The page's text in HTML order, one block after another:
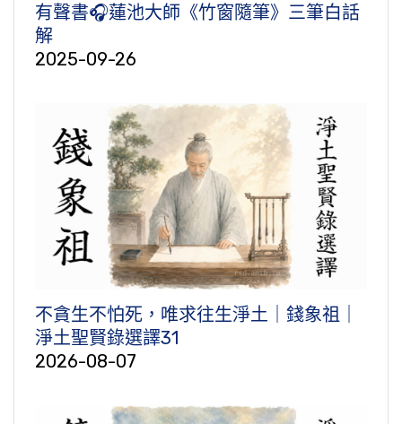
有聲書🎧蓮池大師《竹窗隨筆》三筆白話
解
2025-09-26
不貪生不怕死，唯求往生淨土｜錢象祖｜
淨土聖賢錄選譯31
2026-08-07